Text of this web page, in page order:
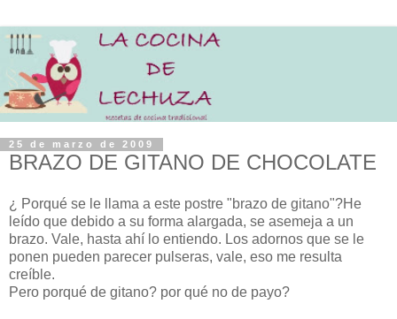
25 de marzo de 2009
BRAZO DE GITANO DE CHOCOLATE
¿ Porqué se le llama a este postre "brazo de gitano"?He
leído que debido a su forma alargada, se asemeja a un
brazo. Vale, hasta ahí lo entiendo. Los adornos que se le
ponen pueden parecer pulseras, vale, eso me resulta
creíble.
Pero porqué de gitano? por qué no de payo?